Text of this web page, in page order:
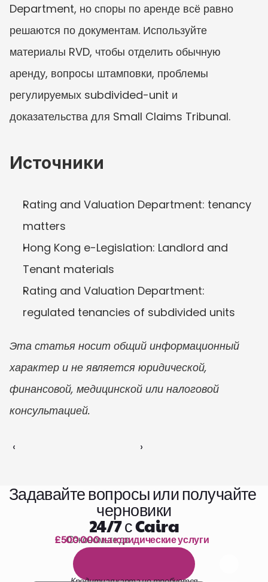
Department, но споры по аренде всё равно
решаются по документам. Используйте
материалы RVD, чтобы отделить обычную
аренду, вопросы штамповки, проблемы
регулируемых subdivided-unit и
доказательства для Small Claims Tribunal.
Источники
Rating and Valuation Department: tenancy
matters
Hong Kong e-Legislation: Landlord and
Tenant materials
Rating and Valuation Department:
regulated tenancies of subdivided units
Эта статья носит общий информационный
характер и не является юридической,
финансовой, медицинской или налоговой
консультацией.
‹ ›
Задавайте вопросы или получайте
черновики
24/7 с Caira
1 000 часов чтения
Сэкономьте до
£500 000 на юридические услуги
ы е